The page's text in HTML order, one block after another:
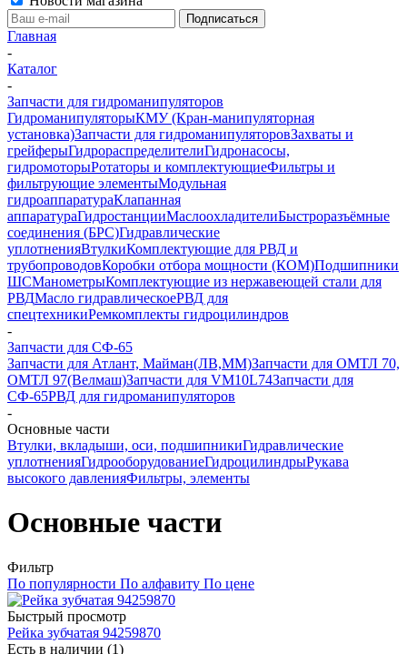
Главная
-
Каталог
-
Запчасти для гидроманипуляторов
ГидроманипуляторыКМУ (Кран-манипуляторная
установка)Запчасти для гидроманипуляторовЗахваты и
грейферыГидрораспределителиГидронасосы,
гидромоторыРотаторы и комплектующиеФильтры и
фильтрующие элементыМодульная
гидроаппаратураКлапанная
аппаратураГидростанцииМаслоохладителиБыстроразъёмные
соединения (БРС)Гидравлические
уплотненияВтулкиКомплектующие для РВД и
трубопроводовКоробки отбора мощности (КОМ)Подшипники
ШСМанометрыКомплектующие из нержавеющей стали для
РВДМасло гидравлическоеРВД для
спецтехникиРемкомплекты гидроцилиндров
-
Запчасти для СФ-65
Запчасти для Атлант, Майман(ЛВ,ММ)Запчасти для ОМТЛ 70,
ОМТЛ 97(Велмаш)Запчасти для VM10L74Запчасти для
СФ-65РВД для гидроманипуляторов
-
Основные части
Втулки, вкладыши, оси, подшипникиГидравлические
уплотненияГидрооборудованиеГидроцилиндрыРукава
высокого давленияФильтры, элементы
Основные части
Фильтр
По популярности По алфавиту По цене
Быстрый просмотр
Рейка зубчатая 94259870
Есть в наличии (1)